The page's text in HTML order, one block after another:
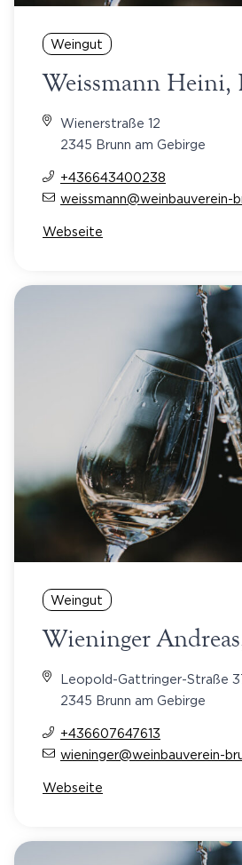
Weingut
Weissmann Heini,
Wienerstraße 12
2345 Brunn am Gebirge
+436643400238
weissmann@weinbauverein-
Webseite
Weingut
Wieninger
Leopold-Gattringer-Straße
2345 Brunn am Gebirge
+436607647613
wieninger@weinbauverein-
Webseite